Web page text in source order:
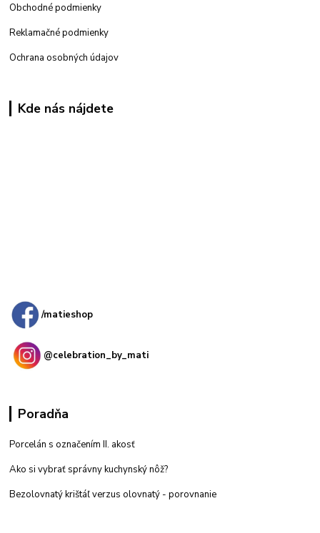
Obchodné podmienky
Reklamačné podmienky
Ochrana osobných údajov
Kde nás nájdete
/matieshop
@celebration_by_mati
Poradňa
Porcelán s označením II. akosť
Ako si vybrať správny kuchynský nôž?
Bezolovnatý krištáľ verzus olovnatý - porovnanie